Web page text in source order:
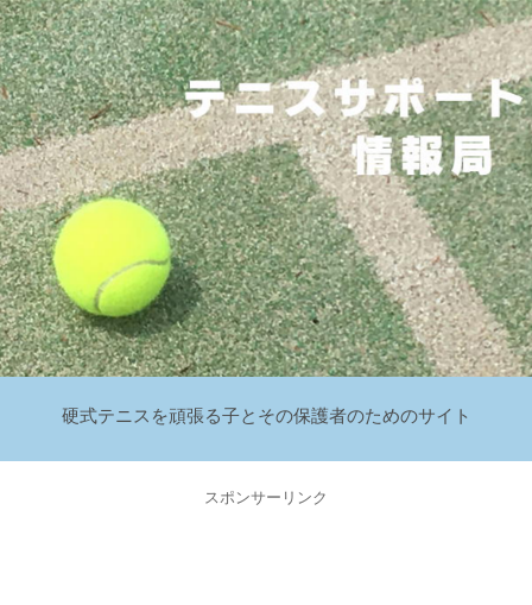
硬式テニスを頑張る子とその保護者のためのサイト
スポンサーリンク